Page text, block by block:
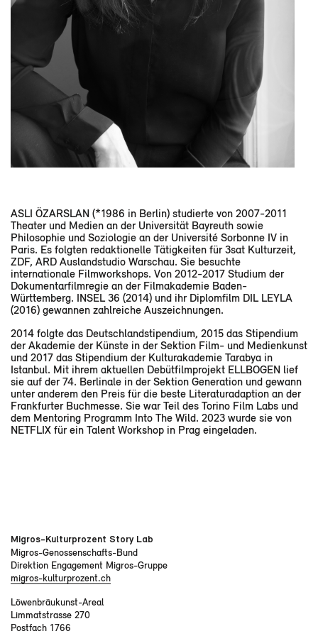
ASLI ÖZARSLAN (*1986 in Berlin) studierte von 2007-2011
Theater und Medien an der Universität Bayreuth sowie
Philosophie und Soziologie an der Université Sorbonne IV in
Paris. Es folgten redaktionelle Tätigkeiten für 3sat Kulturzeit,
ZDF, ARD Auslandstudio Warschau. Sie besuchte
internationale Filmworkshops. Von 2012-2017 Studium der
Dokumentarfilmregie an der Filmakademie Baden-
Württemberg. INSEL 36 (2014) und ihr Diplomfilm DIL LEYLA
(2016) gewannen zahlreiche Auszeichnungen.
2014 folgte das Deutschlandstipendium, 2015 das Stipendium
der Akademie der Künste in der Sektion Film- und Medienkunst
und 2017 das Stipendium der Kulturakademie Tarabya in
Istanbul. Mit ihrem aktuellen Debütfilmprojekt ELLBOGEN lief
sie auf der 74. Berlinale in der Sektion Generation und gewann
unter anderem den Preis für die beste Literaturadaption an der
Frankfurter Buchmesse. Sie war Teil des Torino Film Labs und
dem Mentoring Programm Into The Wild. 2023 wurde sie von
NETFLIX für ein Talent Workshop in Prag eingeladen.
Migros-Kulturprozent Story Lab
Migros-Genossenschafts-Bund
Direktion Engagement Migros-Gruppe
migros-kulturprozent.ch
Löwenbräukunst-Areal
Limmatstrasse 270
Postfach 1766